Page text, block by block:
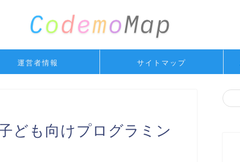
運営者情報 サイトマップ
ども向けプログラミン